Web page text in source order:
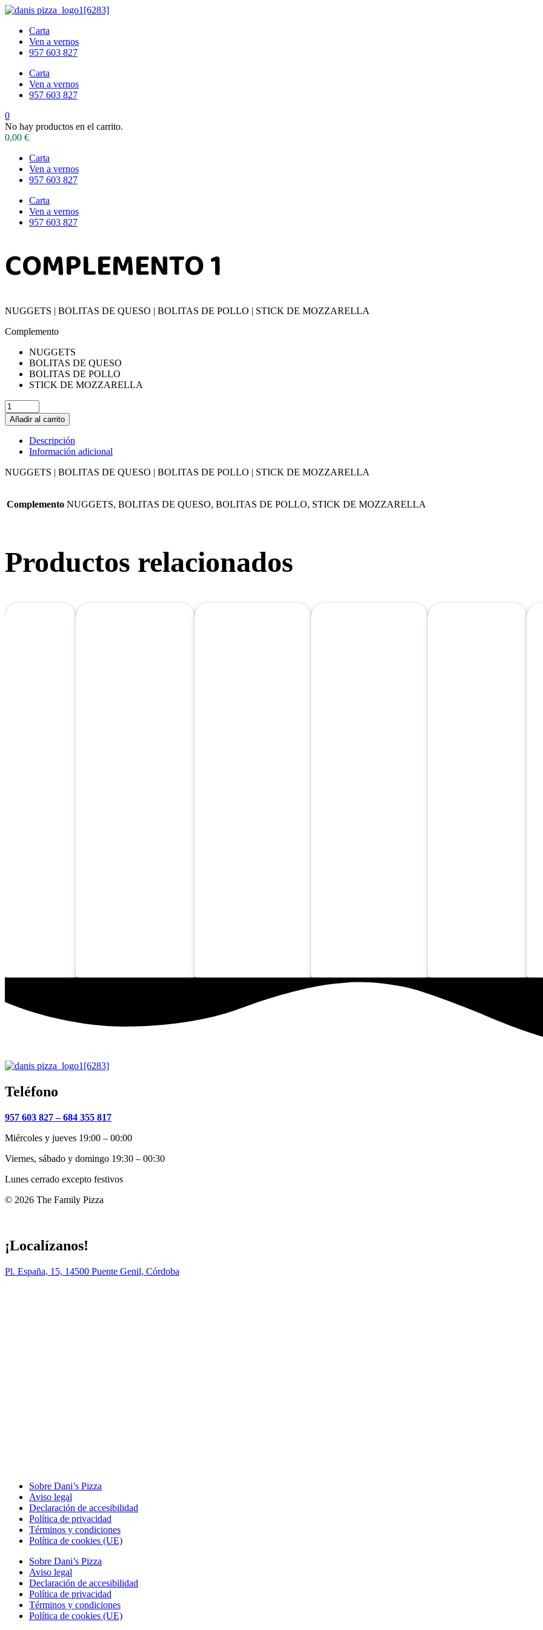
Carta
Ven a vernos
957 603 827
Carta
Ven a vernos
957 603 827
0
No hay productos en el carrito.
0,00 €
Carta
Ven a vernos
957 603 827
Carta
Ven a vernos
957 603 827
COMPLEMENTO 1
NUGGETS | BOLITAS DE QUESO | BOLITAS DE POLLO | STICK DE MOZZARELLA
Complemento
NUGGETS
BOLITAS DE QUESO
BOLITAS DE POLLO
STICK DE MOZZARELLA
Añadir al carrito
Descripción
Información adicional
NUGGETS | BOLITAS DE QUESO | BOLITAS DE POLLO | STICK DE MOZZARELLA
Complemento NUGGETS, BOLITAS DE QUESO, BOLITAS DE POLLO, STICK DE MOZZARELLA
Productos relacionados
Teléfono
957 603 827 –684 355 817
Miércoles y jueves 19:00 – 00:00
Viernes, sábado y domingo 19:30 – 00:30
Lunes cerrado excepto festivos
© 2026 The Family Pizza
¡Localízanos!
Pl. España, 15, 14500 Puente Genil, Córdoba
Sobre Dani’s Pizza
Aviso legal
Declaración de accesibilidad
Política de privacidad
Términos y condiciones
Política de cookies (UE)
Sobre Dani’s Pizza
Aviso legal
Declaración de accesibilidad
Política de privacidad
Términos y condiciones
Política de cookies (UE)